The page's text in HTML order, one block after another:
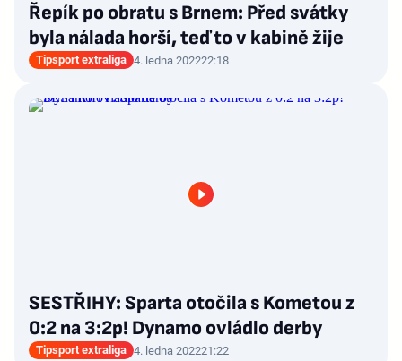
Řepík po obratu s Brnem: Před svátky
byla nálada horší, teď to v kabině žije
Tipsport extraliga 4. ledna 202222:18
SESTŘIHY: Sparta otočila s Kometou z
0:2 na 3:2p! Dynamo ovládlo derby
Tipsport extraliga 4. ledna 202221:22